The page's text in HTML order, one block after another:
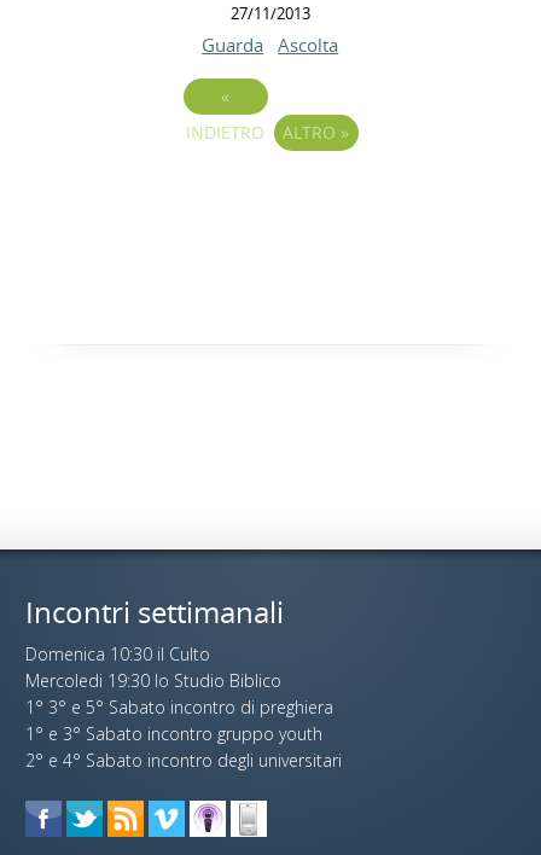
27/11/2013
Guarda Ascolta
«
INDIETRO
ALTRO »
Incontri settimanali
Domenica 10:30 il Culto
Mercoledi 19:30 lo Studio Biblico
1° 3° e 5° Sabato incontro di preghiera
1° e 3° Sabato incontro gruppo youth
2° e 4° Sabato incontro degli universitari